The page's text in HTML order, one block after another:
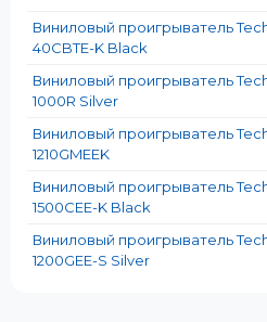
элементами для надежной
Поворотный диск создается
и точность вращения.
мотором, который устранил
комфортным.
Виниловый проигрыватель
40CBTE-K Black
Виниловый проигрыватель
1000R Silver
Виниловый проигрыватель
1210GMEEK
Виниловый проигрыватель
1500CEE-K Black
Виниловый проигрыватель
1200GEE-S Silver